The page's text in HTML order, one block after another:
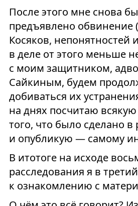
После этого мне снова
предъявлено обвинение
Косяков, непонятностей
в деле от этого меньше
с моим защитником,
Сайкиным, будем
добиваться их
на днях посчитаю всякую
того, что было сделано в
и опубликую — самому
В итотоге на исходе
расследования я в
к ознакомлению с